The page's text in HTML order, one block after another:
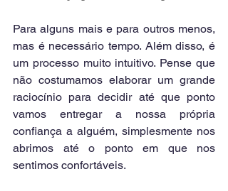
Para alguns mais e para outros menos,
mas é necessário tempo. Além disso, é
um processo muito intuitivo. Pense que
não costumamos elaborar um grande
raciocínio para decidir até que ponto
vamos entregar a nossa própria
confiança a alguém, simplesmente nos
abrimos até o ponto em que nos
sentimos confortáveis.